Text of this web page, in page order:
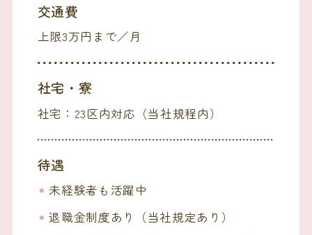
交通費
上限3万円まで／月
社宅・寮
社宅：23区内対応（当社規程内）
待遇
未経験者も活躍中
退職金制度あり（当社規定あり）